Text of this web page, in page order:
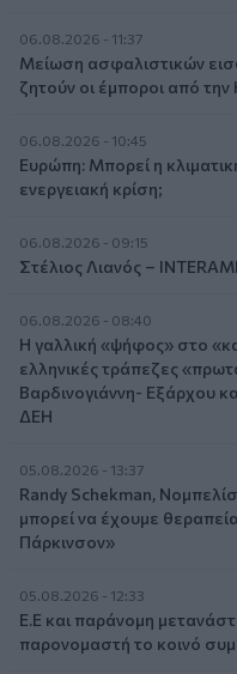
06.08.2026 - 11:37
Μείωση ασφαλιστικών
ζητούν οι έμποροι από
06.08.2026 - 10:45
Ευρώπη: Μπορεί η
ενεργειακή κρίση;
06.08.2026 - 09:15
Στέλιος Λιανός –
06.08.2026 - 08:40
Η γαλλική «ψήφος» στο
ελληνικές τράπεζες
Βαρδινογιάννη- Εξάρχου
ΔΕΗ
05.08.2026 - 13:37
Randy Schekman,
μπορεί να έχουμε
Πάρκινσον»
05.08.2026 - 12:33
Ε.Ε και παράνομη
παρονομαστή το κοινό